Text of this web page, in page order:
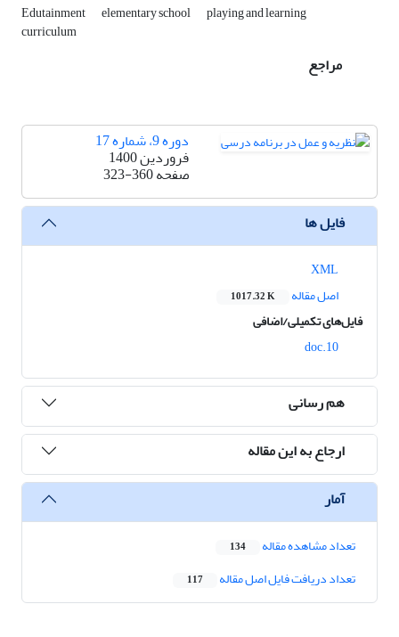
Edutainment elementary school playing and learning
curriculum
مراجع
دوره 9، شماره 17
فروردین 1400
صفحه323-360
فایل ها
اصل مقاله
1017.32 K
فایل‌های تکمیلی/اضافی
10.doc
هم رسانی
ارجاع به این مقاله
آمار
تعداد مشاهده مقاله 134
تعداد دریافت فایل اصل مقاله 117